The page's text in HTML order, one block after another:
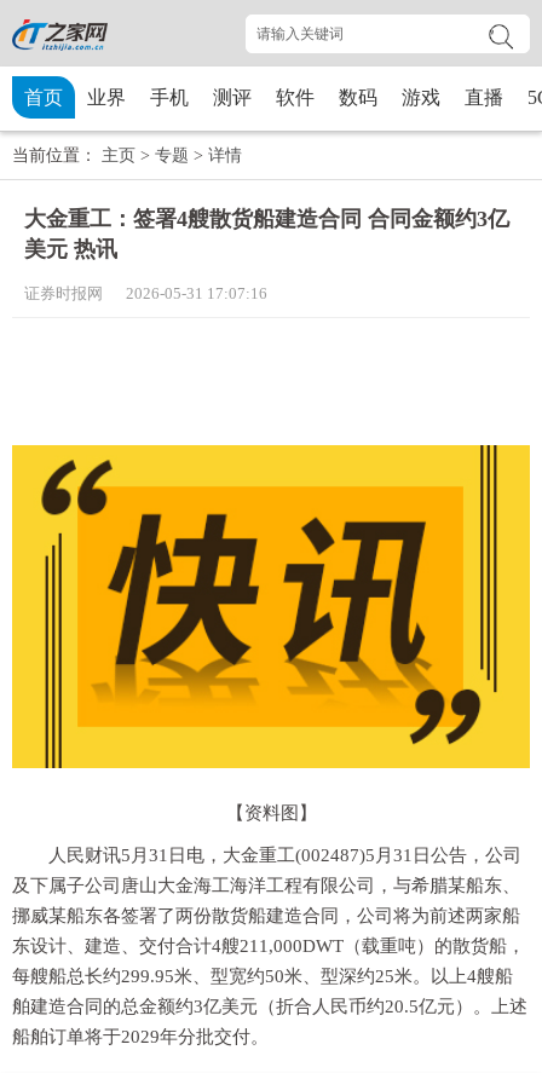
首页 业界 手机 测评 软件 数码 游戏 直播
当前位置： 主页 > 专题 > 详情
大金重工：签署4艘散货船建造合同 合同金额约3亿
美元 热讯
证券时报网 2026-05-31 17:07:16
【资料图】
人民财讯5月31日电，大金重工(002487)5月31日公告，公司
及下属子公司唐山大金海工海洋工程有限公司，与希腊某船东、
挪威某船东各签署了两份散货船建造合同，公司将为前述两家船
东设计、建造、交付合计4艘211,000DWT（载重吨）的散货船，
每艘船总长约299.95米、型宽约50米、型深约25米。以上4艘船
舶建造合同的总金额约3亿美元（折合人民币约20.5亿元）。上述
船舶订单将于2029年分批交付。